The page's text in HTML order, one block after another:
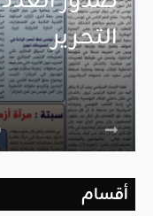
التحرير
أقسام